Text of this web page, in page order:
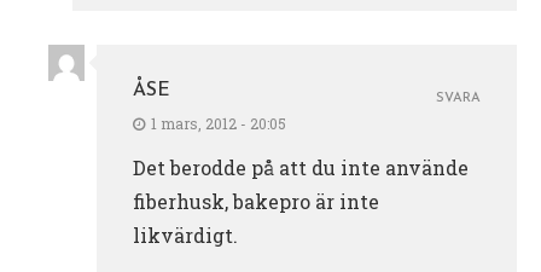
ÅSE
1 mars, 2012 - 20:05
Det berodde på att du inte använde
fiberhusk, bakepro är inte
likvärdigt.
SVARA